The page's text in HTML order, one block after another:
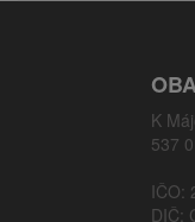
K
537
IČO:
DIČ: